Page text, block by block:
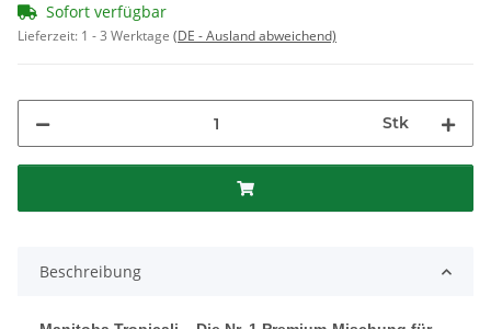
Sofort verfügbar
Lieferzeit: 1 - 3 Werktage (DE - Ausland abweichend)
Stk
Beschreibung